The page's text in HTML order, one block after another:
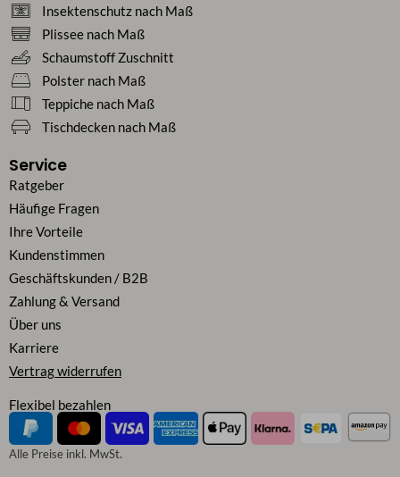
Insektenschutz nach Maß
Plissee nach Maß
Schaumstoff Zuschnitt
Polster nach Maß
Teppiche nach Maß
Tischdecken nach Maß
Service
Ratgeber
Häufige Fragen
Ihre Vorteile
Kundenstimmen
Geschäftskunden / B2B
Zahlung & Versand
Über uns
Karriere
Vertrag widerrufen
Flexibel bezahlen
Alle Preise inkl. MwSt.